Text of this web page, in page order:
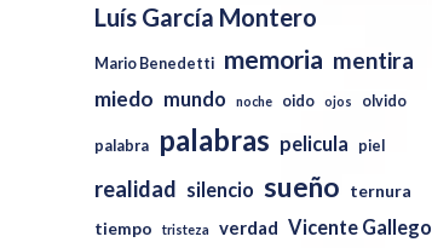
Luís García Montero
Mario Benedetti memoria mentira
miedo mundo noche oido ojos olvido
palabra palabras pelicula piel
realidad silencio sueño ternura
tiempo
tristeza verdad Vicente Gallego